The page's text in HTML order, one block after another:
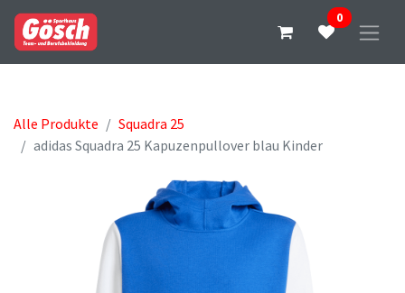
0
Alle Produkte
Squadra 25
adidas Squadra 25 Kapuzenpullover blau Kinder